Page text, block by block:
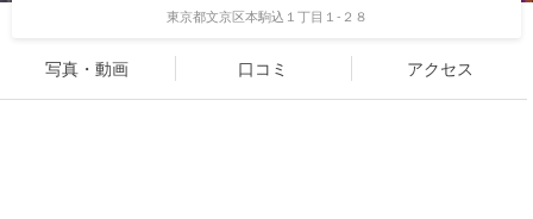
東京都文京区本駒込１丁目１-２８
写真・動画 口コミ アクセス